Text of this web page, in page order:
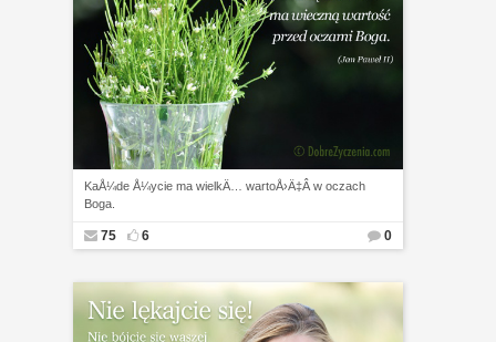
KaÅ¼de Å¼ycie ma wielkÄ… wartoÅ›Ä‡Â w oczach
Boga.
75 6 0